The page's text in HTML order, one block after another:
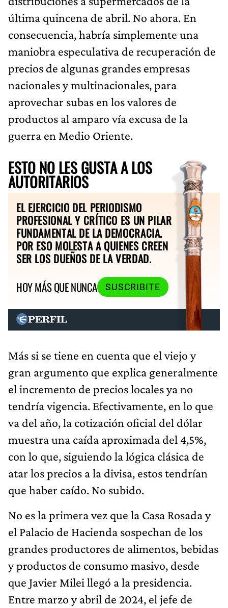
última quincena de abril. No ahora. En
consecuencia, habría simplemente una
maniobra especulativa de recuperación de
precios de algunas grandes empresas
nacionales y multinacionales, para
aprovechar subas en los valores de
productos al amparo vía excusa de la
guerra en Medio Oriente.
ESTO NO LES GUSTA A LOS
AUTORITARIOS
EL EJERCICIO DEL PERIODISMO
PROFESIONAL Y CRÍTICO ES UN PILAR
FUNDAMENTAL DE LA DEMOCRACIA.
POR ESO MOLESTA A QUIENES CREEN
SER LOS DUEÑOS DE LA VERDAD.
HOY MÁS QUE NUNCA
SUSCRIBITE
Más si se tiene en cuenta que el viejo y
gran argumento que explica generalmente
el incremento de precios locales ya no
tendría vigencia. Efectivamente, en lo que
va del año, la cotización oficial del dólar
muestra una caída aproximada del 4,5%,
con lo que, siguiendo la lógica clásica de
atar los precios a la divisa, estos tendrían
que haber caído. No subido.
No es la primera vez que la Casa Rosada y
el Palacio de Hacienda sospechan de los
grandes productores de alimentos, bebidas
y productos de consumo masivo, desde
que Javier Milei llegó a la presidencia.
Entre marzo y abril de 2024, el jefe de